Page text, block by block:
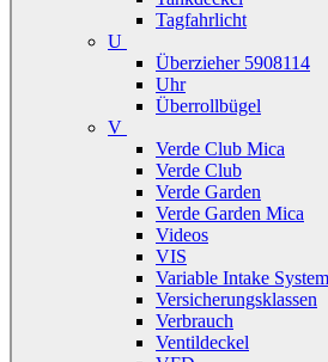
Tagfahrlicht
U
Überzieher 5908114
Uhr
Überrollbügel
V
Verde Club Mica
Verde Club
Verde Garden
Verde Garden Mica
Videos
VIS
Variable Intake
Versicherungsklassen
Verbrauch
Ventildeckel